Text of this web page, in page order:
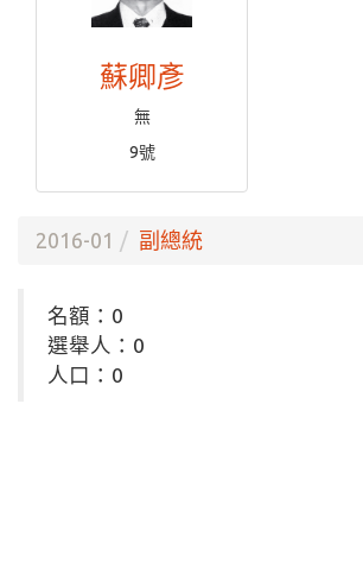
蘇卿彥
無
9號
2016-01 副總統
名額：0
選舉人：0
人口：0